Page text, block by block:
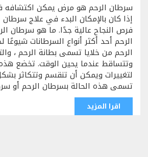
سرطان الرحم هو مرض يمكن اكتشافه
إذا كان بالإمكان البدء في علاج سرطان
فرص النجاح عالية جدًا. ما هو سرطان
الرحم أحد أكثر أنواع السرطانات
الرحم من خلايا تسمى بطانة الرحم ،
وتتساقط عندما يحين الوقت. تخضع هذه
لتغييرات ويمكن أن تنقسم وتتكاثر
تسمى هذه الحالة بسرطان الرحم أو
اقرا المزيد